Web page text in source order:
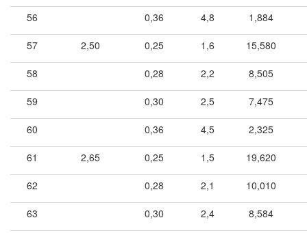
56 0,36 4,8 1,884
57 2,50 0,25 1,6 15,580
58 0,28 2,2 8,505
59 0,30 2,5 7,475
60 0,36 4,5 2,325
61 2,65 0,25 1,5 19,620
62 0,28 2,1 10,010
63 0,30 2,4 8,584